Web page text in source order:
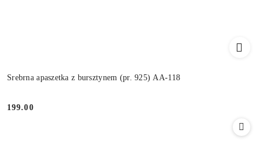
Srebrna apaszetka z bursztynem (pr. 925) AA-118
Cena:
199.00